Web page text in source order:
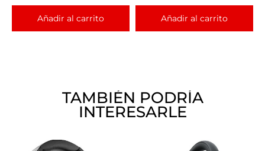
Añadir al carrito Añadir al carrito
TAMBIÉN PODRÍA
INTERESARLE